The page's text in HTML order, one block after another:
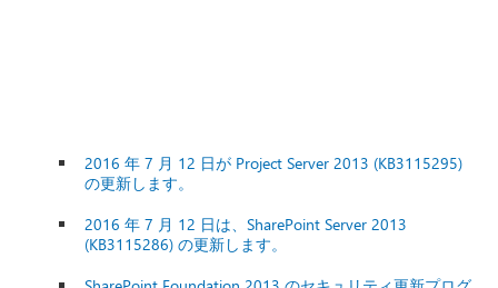
2016 年 7 月 12 日が Project Server 2013 (KB3115295)
の更新します。
2016 年 7 月 12 日は、SharePoint Server 2013
(KB3115286) の更新します。